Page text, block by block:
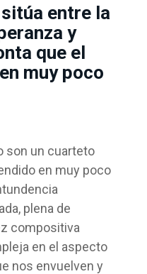
entre la
y
que el
muy poco
son un cuarteto
en muy poco
plena de
compositiva
en el aspecto
nos envuelven y